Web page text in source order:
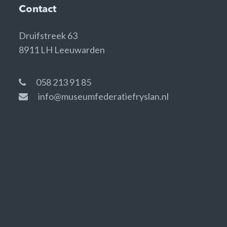
Contact
Druifstreek 63
8911 LH Leeuwarden
058 213 91 85
info@museumfederatiefryslan.nl